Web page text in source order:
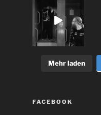
Mehr laden
FACEBOOK